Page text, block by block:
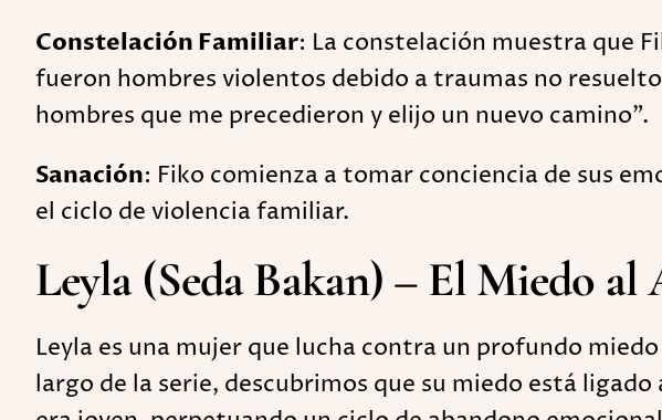
Constelación Familiar: La constelación muestra que
fueron hombres violentos debido a traumas no
hombres que me precedieron y elijo un nuevo camino".
Sanación: Fiko comienza a tomar conciencia de sus
el ciclo de violencia familiar.
Leyla (Seda Bakan) – El Miedo
Leyla es una mujer que lucha contra un profundo
largo de la serie, descubrimos que su miedo está